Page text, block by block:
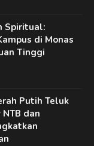
Spiritual:
di Monas
Tinggi
Putih Teluk
dan